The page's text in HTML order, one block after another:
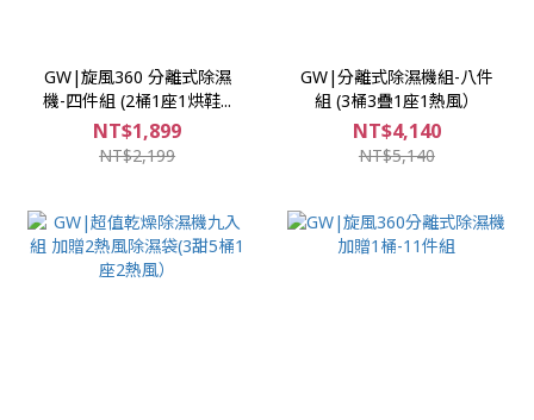
GW|旋風360 分離式除濕
機-四件組 (2桶1座1烘鞋...
NT$1,899
NT$2,199
GW|分離式除濕機組-八件
組 (3桶3疊1座1熱風）
NT$4,140
NT$5,140